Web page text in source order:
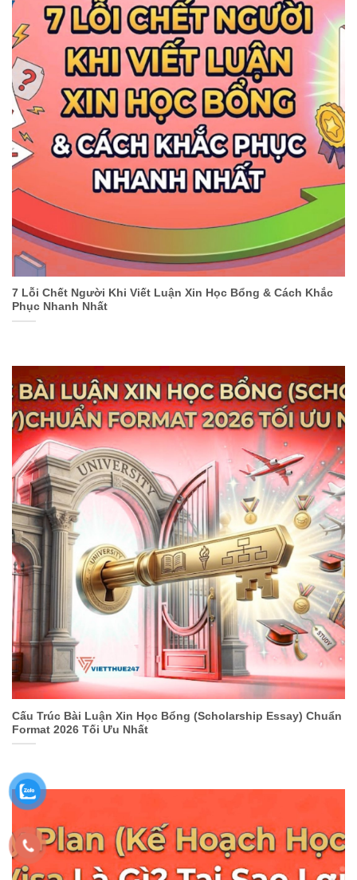
7 Lỗi Chết Người Khi Viết Luận Xin Học Bổng & Cách Khắc
Phục Nhanh Nhất
Cấu Trúc Bài Luận Xin Học Bổng (Scholarship Essay) Chuẩn
Format 2026 Tối Ưu Nhất